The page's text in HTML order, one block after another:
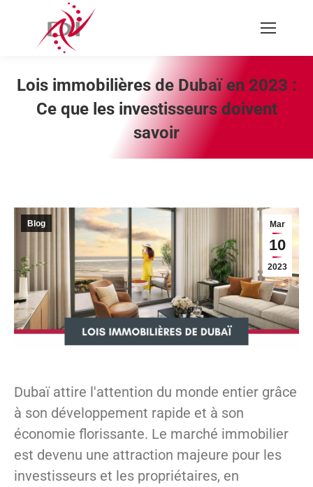
Recherche
:
Lois immobilières de Dubaï en 2023 :
Ce que les investisseurs doivent
savoir
Vous êtes ici :
Mar
10
2023
Blog
Dubaï attire l'attention du monde entier grâce
à son développement rapide et à son
économie florissante. Le marché immobilier
est devenu une attraction majeure pour les
investisseurs et les propriétaires, en